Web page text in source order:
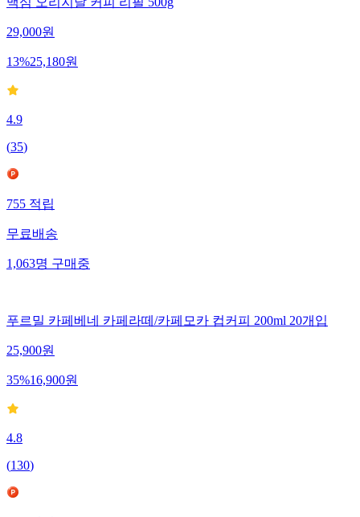
맥심 오리지날 커피 리필 500g
29,000원
13%25,180원
4.9
(35)
755적립
무료배송
1,063명구매중
푸르밀 카페베네 카페라떼/카페모카 컵커피 200ml 20개입
25,900원
35%16,900원
4.8
(130)